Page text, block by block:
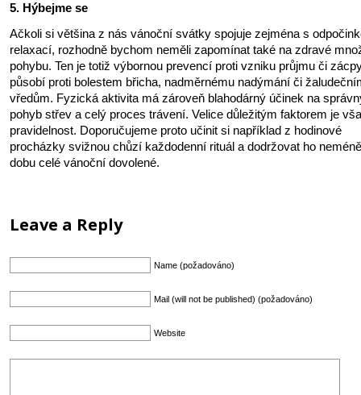
5. Hýbejme se
Ačkoli si většina z nás vánoční svátky spojuje zejména s
relaxací, rozhodně bychom neměli zapomínat také na zdravé
pohybu. Ten je totiž výbornou prevencí proti vzniku průjmu či
působí proti bolestem břicha, nadměrnému nadýmání či
vředům. Fyzická aktivita má zároveň blahodárný účinek na
pohyb střev a celý proces trávení. Velice důležitým faktorem je
pravidelnost. Doporučujeme proto učinit si například z hodinové
procházky svižnou chůzí každodenní rituál a dodržovat ho
dobu celé vánoční dovolené.
Leave a Reply
Name (požadováno)
Mail (will not be published) (požadováno)
Website